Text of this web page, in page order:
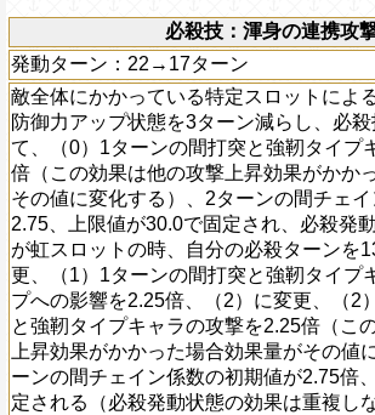
必殺技：渾身の連携攻
発動ターン：22→17ターン
敵全体にかかっている特定スロットによ
防御力アップ状態を3ターン減らし、必
て、（0）1ターンの間打突と強靭タイプ
倍（この効果は他の攻撃上昇効果がかか
その値に変化する）、2ターンの間チェ
2.75、上限値が30.0で固定され、必殺発
が虹スロットの時、自分の必殺ターンを
更、（1）1ターンの間打突と強靭タイプ
プへの影響を2.25倍、（2）に変更、（2
と強靭タイプキャラの攻撃を2.25倍（こ
上昇効果がかかった場合効果量がその値
ーンの間チェイン係数の初期値が2.75倍
定される（必殺発動状態の効果は重複しな